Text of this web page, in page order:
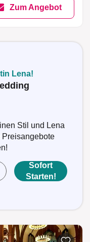
Zum Angebot
Lena!
Stil und Lena
Preisangebote
Sofort
Starten!